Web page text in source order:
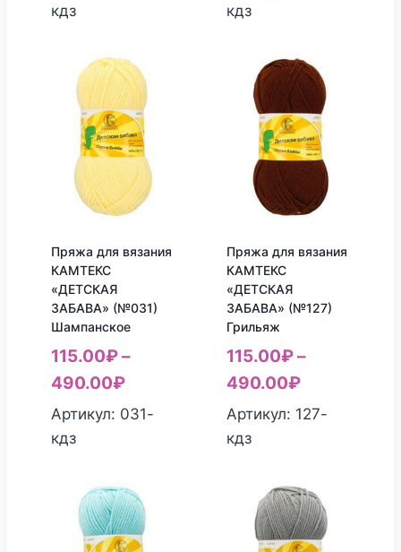
кдз
кдз
Пряжа для вязания
КАМТЕКС
«ДЕТСКАЯ
ЗАБАВА» (№031)
Шампанское
115.00₽–
490.00₽
Артикул: 031-
кдз
Пряжа для вязания
КАМТЕКС
«ДЕТСКАЯ
ЗАБАВА» (№127)
Грильяж
115.00₽–
490.00₽
Артикул: 127-
кдз